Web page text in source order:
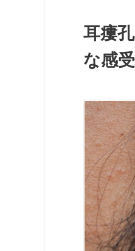
耳瘻
な感